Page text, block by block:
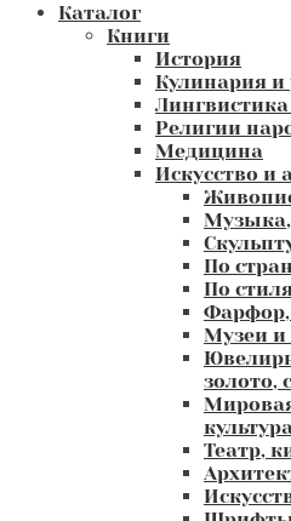
Каталог
Книги
История
Кулинария
Религии
Медицина
Искусство и
Музыка,
По
По
Фарфор,
Музеи и
золото,
Театр,